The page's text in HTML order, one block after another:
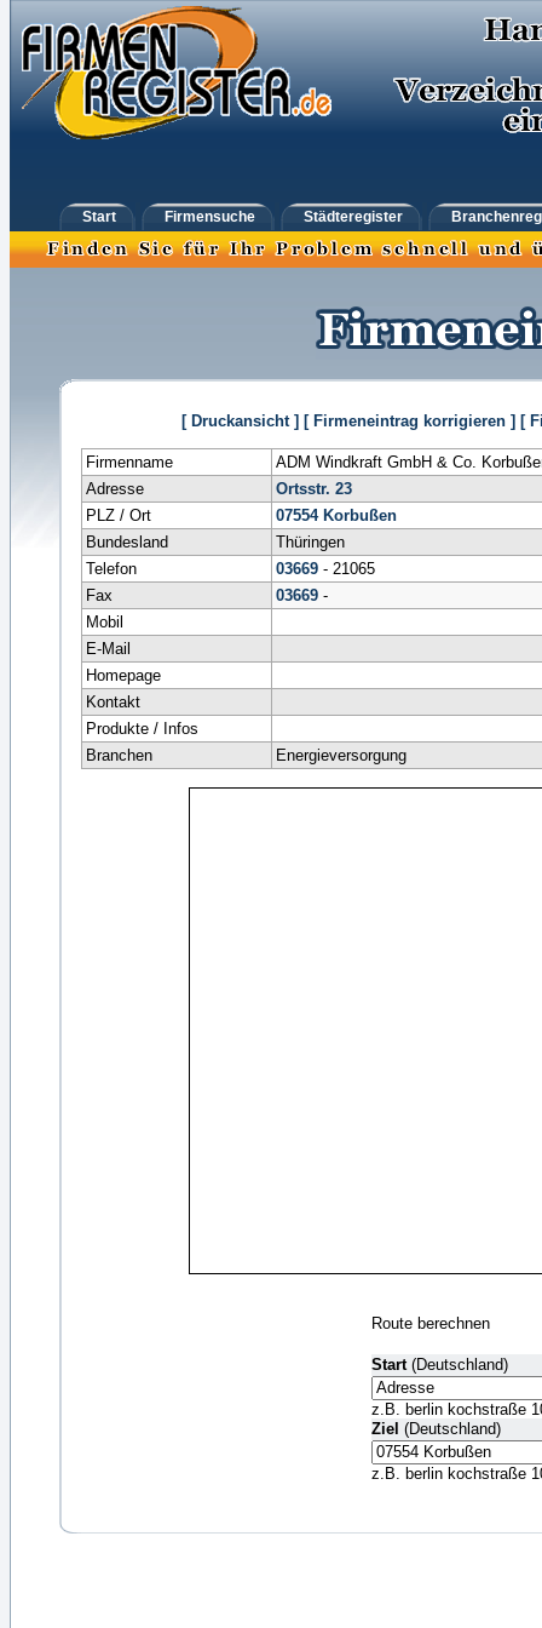
Start Firmensuche Städteregister
[ Druckansicht ] [ Firmeneintrag korrigieren ] [
Firmenname
ADM Windkraft GmbH & Co.
Adresse
Ortsstr. 23
PLZ / Ort
07554 Korbußen
Bundesland
Thüringen
Telefon
03669- 21065
Fax
03669-
Mobil
E-Mail
Homepage
Kontakt
Produkte / Infos
Branchen
Energieversorgung
Route berechnen
Start(Deutschland)
z.B. berlin kochstraße
Ziel (Deutschland)
z.B. berlin kochstraße